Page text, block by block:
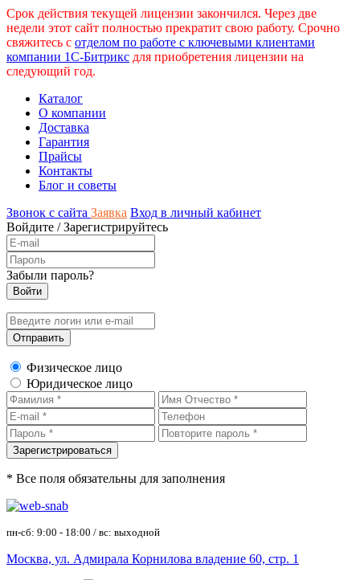
Срок действия текущей лицензии закончился. Через две
недели этот сайт полностью прекратит свою работу. Срочно
свяжитесь с отделом по работе с ключевыми клиентами
компании 1С-Битрикс для приобретения лицензии на
следующий год.
Каталог
О компании
Доставка
Гарантия
Прайсы
Контакты
Блог и советы
Звонок с сайта Заявка Вход в личный кабинет
Войдите /Зарегистрируйтесь
Забыли пароль?
Физическое лицо
Юридическое лицо
* Все поля обязательны для заполнения
пн-сб: 9:00 - 18:00 / вс: выходной
Москва, ул. Адмирала Корнилова владение 60, стр. 1